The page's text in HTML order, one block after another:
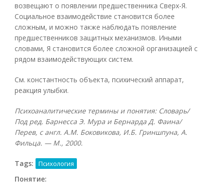
возвещают о появлении предшественника Сверх-Я.
Социальное взаимодействие становится более
сложным, и можно также наблюдать появление
предшественников защитных механизмов. Иными
словами, Я становится более сложной организацией с
рядом взаимодействующих систем.
См. константность объекта, психический аппарат,
реакция улыбки.
Психоаналитические термины и понятия: Словарь/
Под ред. Барнесса Э. Мура и Бернарда Д. Фаина/
Перев, с англ. А.М. Боковикова, И.Б. Гриншпуна, А.
Фильца. — М., 2000.
Tags: Психология
Понятие: